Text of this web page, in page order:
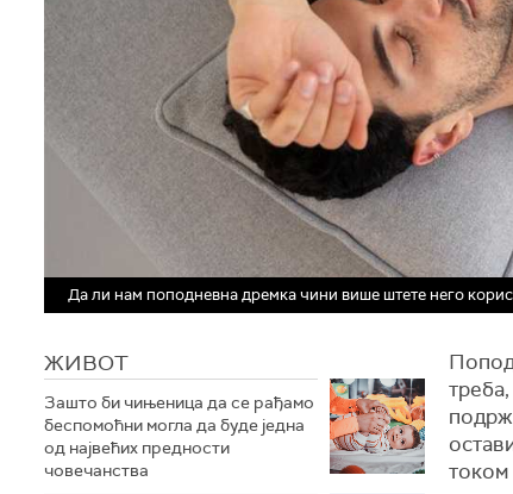
Да ли нам поподневна дремка чини више штете него
ЖИВОТ
Зашто би чињеница да се рађамо
беспомоћни могла да буде једна
од највећих предности
човечанства
током